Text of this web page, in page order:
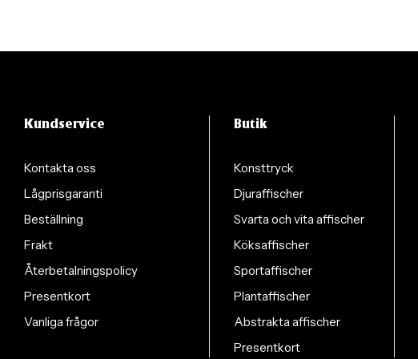
Kundservice
Kontakta oss
Lågprisgaranti
Beställning
Frakt
Återbetalningspolicy
Presentkort
Vanliga frågor
Butik
Konsttryck
Djuraffischer
Svarta och vita affischer
Köksaffischer
Sportaffischer
Plantaffischer
Abstrakta affischer
Presentkort